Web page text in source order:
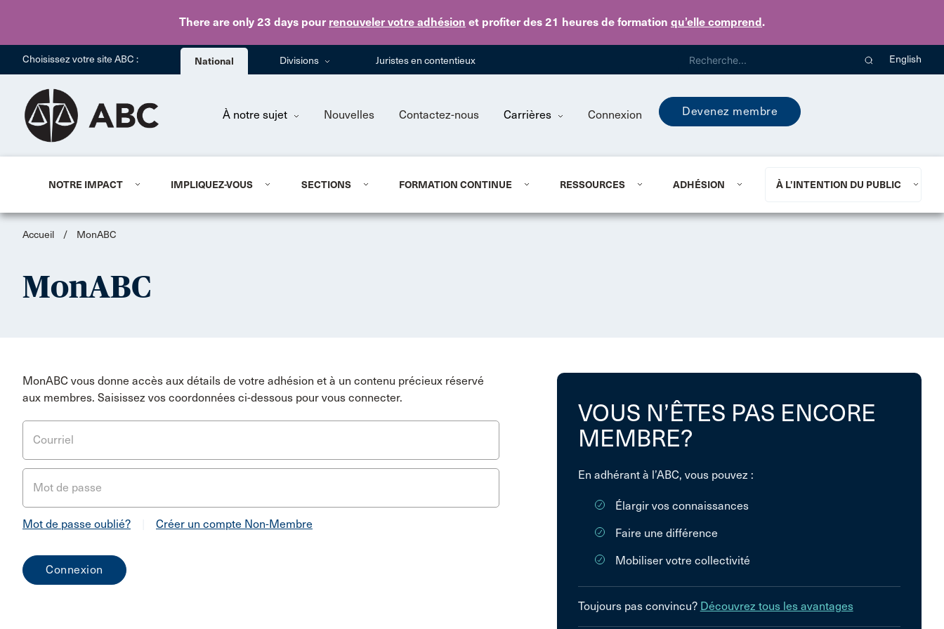
There are only 23 days pour renouveler votre adhésion et profiter des 21 heures de formation qu’elle comprend.
Skip to main content
Choisissez votre site ABC : National Divisions Juristes en contentieux English
À notre sujet Nouvelles Contactez-nous Carrières Connexion Devenez membre
NOTRE IMPACT IMPLIQUEZ-VOUS SECTIONS FORMATION CONTINUE RESSOURCES ADHÉSION À L’INTENTION DU PUBLIC
Accueil / MonABC
MonABC
MonABC vous donne accès aux détails de votre adhésion et à un contenu précieux réservé
aux membres. Saisissez vos coordonnées ci-dessous pour vous connecter.
Courriel
Mot de passe
Mot de passe oublié? Créer un compte Non-Membre
VOUS N’ÊTES PAS ENCORE
MEMBRE?
En adhérant à l’ABC, vous pouvez :
Élargir vos connaissances
Faire une différence
Mobiliser votre collectivité
Toujours pas convincu? Découvrez tous les avantages